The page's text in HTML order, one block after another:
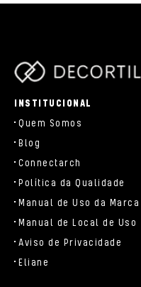
INSTITUCIONAL
Quem Somos
Blog
Connectarch
Política da Qualidade
Manual de Uso da Marca
Manual de Local de Uso
Aviso de Privacidade
Eliane